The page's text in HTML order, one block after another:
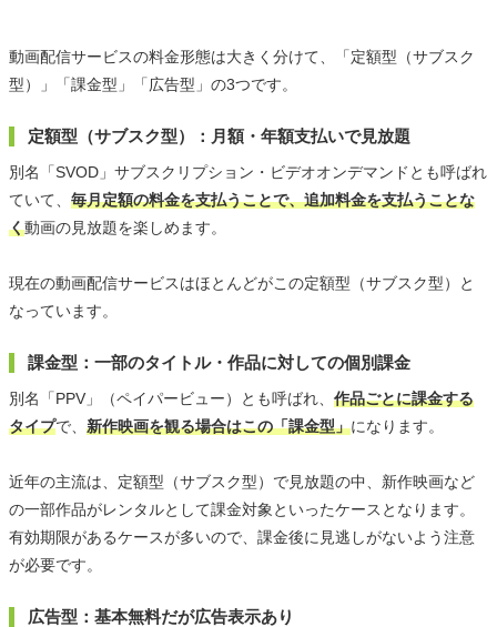
動画配信サービスの料金形態は大きく分けて、「定額型（サブスク
型）」「課金型」「広告型」の3つです。
定額型（サブスク型）：月額・年額支払いで見放題
別名「SVOD」サブスクリプション・ビデオオンデマンドとも呼ばれ
ていて、 毎月定額の料金を支払うことで、追加料金を支払うことな
く動画の見放題を楽しめます。
現在の動画配信サービスはほとんどがこの定額型（サブスク型）と
なっています。
課金型：一部のタイトル・作品に対しての個別課金
別名「PPV」（ペイパービュー）とも呼ばれ、 作品ごとに課金する
タイプで、 新作映画を観る場合はこの「課金型」になります。
近年の主流は、定額型（サブスク型）で見放題の中、新作映画など
の一部作品がレンタルとして課金対象といったケースとなります。
有効期限があるケースが多いので、課金後に見逃しがないよう注意
が必要です。
広告型：基本無料だが広告表示あり